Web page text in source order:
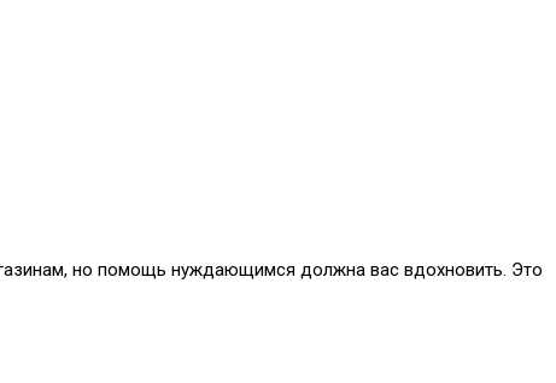
но помощь нуждающимся должна вас вдохновить. Это